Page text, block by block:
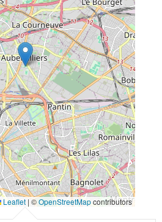
Leaflet |©OpenStreetMapcontributors